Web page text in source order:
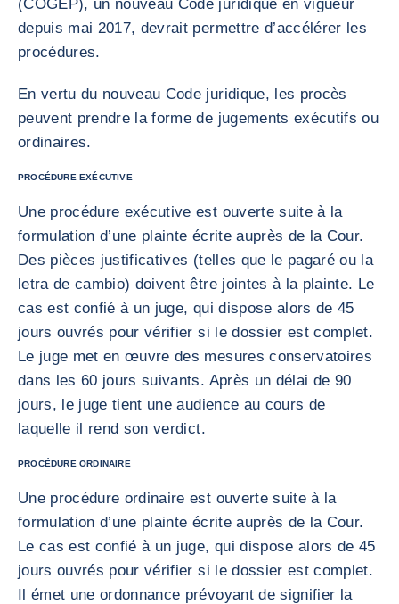
(COGEP), un nouveau Code juridique en vigueur
depuis mai 2017, devrait permettre d’accélérer les
procédures.
En vertu du nouveau Code juridique, les procès
peuvent prendre la forme de jugements exécutifs ou
ordinaires.
PROCÉDURE EXÉCUTIVE
Une procédure exécutive est ouverte suite à la
formulation d’une plainte écrite auprès de la Cour.
Des pièces justificatives (telles que le pagaré ou la
letra de cambio) doivent être jointes à la plainte. Le
cas est confié à un juge, qui dispose alors de 45
jours ouvrés pour vérifier si le dossier est complet.
Le juge met en œuvre des mesures conservatoires
dans les 60 jours suivants. Après un délai de 90
jours, le juge tient une audience au cours de
laquelle il rend son verdict.
PROCÉDURE ORDINAIRE
Une procédure ordinaire est ouverte suite à la
formulation d’une plainte écrite auprès de la Cour.
Le cas est confié à un juge, qui dispose alors de 45
jours ouvrés pour vérifier si le dossier est complet.
Il émet une ordonnance prévoyant de signifier la